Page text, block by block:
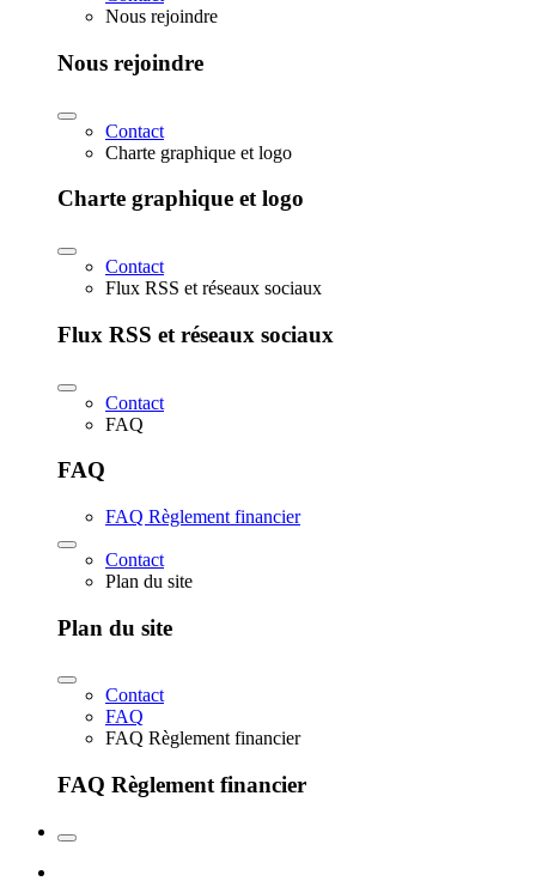
Nous rejoindre
Nous rejoindre
Contact
Charte graphique et logo
Charte graphique et logo
Contact
Flux RSS et réseaux sociaux
Flux RSS et réseaux sociaux
Contact
FAQ
FAQ
FAQ Règlement financier
Contact
Plan du site
Plan du site
Contact
FAQ
FAQ Règlement financier
FAQ Règlement financier